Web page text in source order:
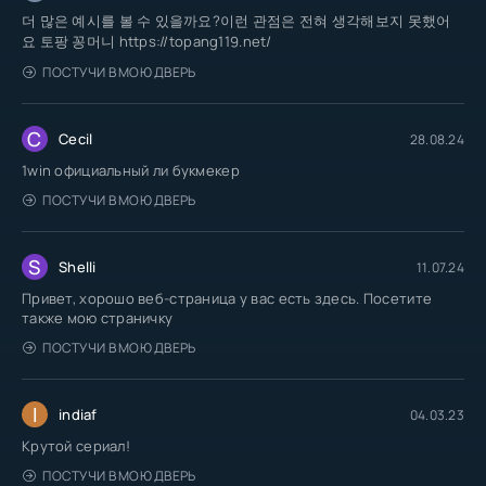
더 많은 예시를 볼 수 있을까요?이런 관점은 전혀 생각해보지 못했어
요 토팡 꽁머니 https://topang119.net/
ПОСТУЧИ В МОЮ ДВЕРЬ
C Cecil 28.08.24
1win официальный ли букмекер
ПОСТУЧИ В МОЮ ДВЕРЬ
S Shelli 11.07.24
Привет, хорошо веб-страница у вас есть здесь. Посетите
также мою страничку
ПОСТУЧИ В МОЮ ДВЕРЬ
I indiaf 04.03.23
Крутой сериал!
ПОСТУЧИ В МОЮ ДВЕРЬ